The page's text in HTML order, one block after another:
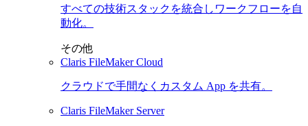
すべての技術スタックを統合しワークフローを自
動化。
その他
Claris FileMaker Cloud
クラウドで手間なくカスタム App を共有。
Claris FileMaker Server